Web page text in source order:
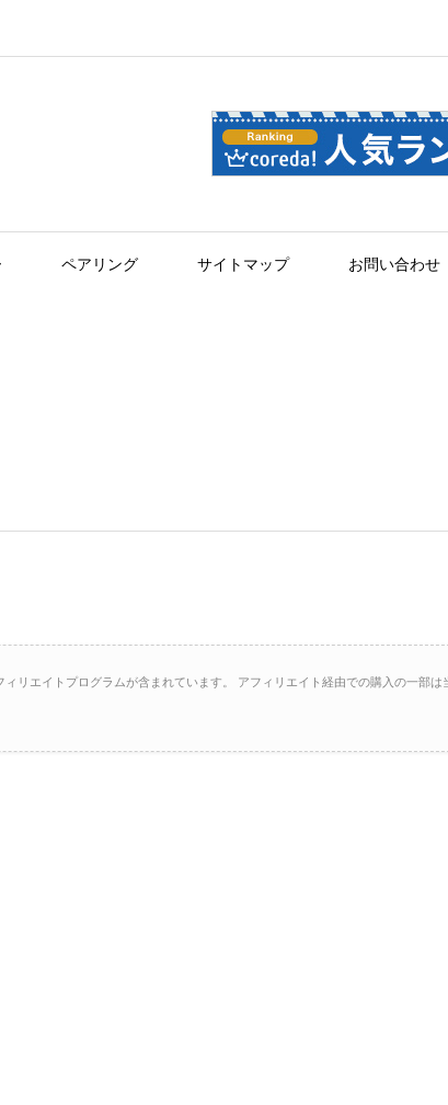
ペアリング サイトマップ お問い合わせ
リエイトプログラムが含まれています。 アフィリエイト経由での購入の一部は